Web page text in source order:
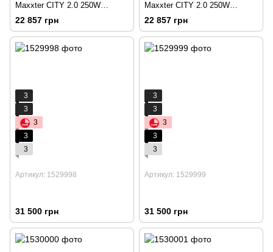
Maxxter CITY 2.0 250W
(светло-синий) – CITY 2.0
(LightBlue)
22 857 грн
Maxxter CITY 2.0 250W
(серебро) – CITY 2.0 (Silver)
22 857 грн
3
3
3
3
3
Артикул: 1529998
31 500 грн
3
3
3
3
3
Артикул: 1529999
31 500 грн